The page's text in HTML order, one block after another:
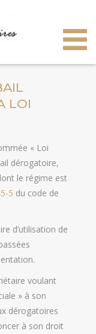
LOI
« Loi
dérogatoire,
le régime est
5 du code de
d’utilisation de
voulant
» à son
dérogatoires
à son droit